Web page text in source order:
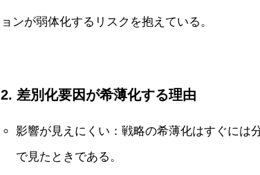
ョンが弱体化するリスクを抱えている。
2. 差別化要因が希薄化する理由
影響が見えにくい：戦略の希薄化はすぐには
で見たときである。